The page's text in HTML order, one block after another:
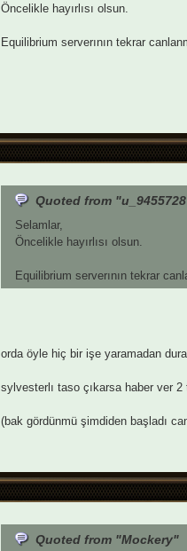
Öncelikle hayırlısı olsun.
Equilibrium serverının tekrar
Quoted from
Selamlar,
Öncelikle hayırlısı olsun.
Equilibrium serverının tekrar
orda öyle hiç bir işe yaramadan
sylvesterlı taso çıkarsa haber ver 2
(bak gördünmü şimdiden başladı
Quoted from "Mockery"